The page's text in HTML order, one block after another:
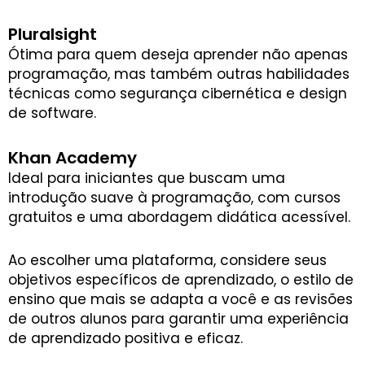
Pluralsight
Ótima para quem deseja aprender não apenas
programação, mas também outras habilidades
técnicas como segurança cibernética e design
de software.
Khan Academy
Ideal para iniciantes que buscam uma
introdução suave à programação, com cursos
gratuitos e uma abordagem didática acessível.
Ao escolher uma plataforma, considere seus
objetivos específicos de aprendizado, o estilo de
ensino que mais se adapta a você e as revisões
de outros alunos para garantir uma experiência
de aprendizado positiva e eficaz.